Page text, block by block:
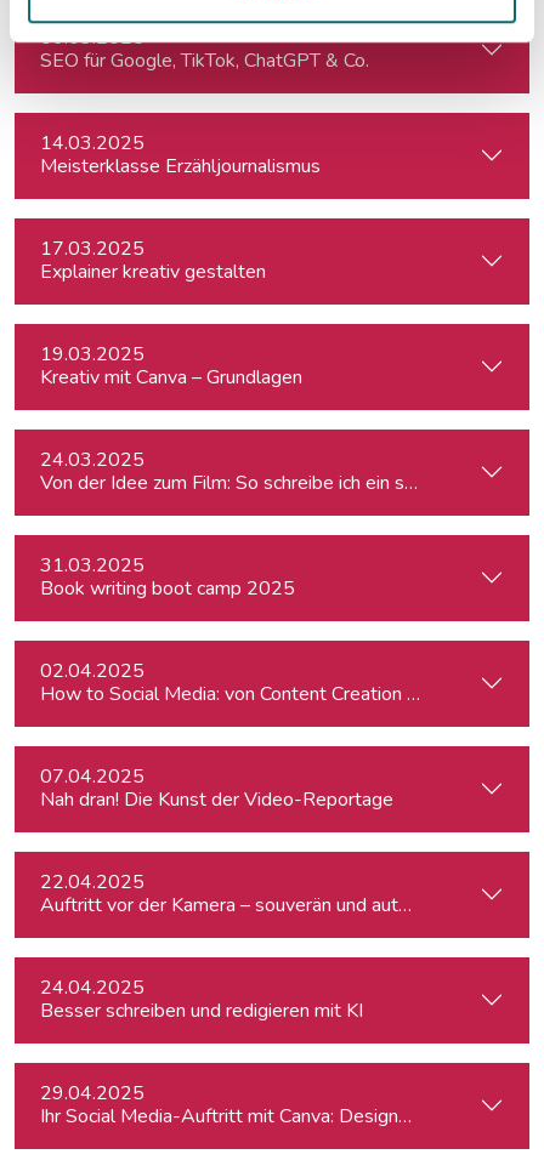
06.03.2025
SEO für Google, TikTok, ChatGPT & Co.
14.03.2025
Meisterklasse Erzähljournalismus
17.03.2025
Explainer kreativ gestalten
19.03.2025
Kreativ mit Canva – Grundlagen
24.03.2025
Von der Idee zum Film: So schreibe ich ein schlüssiges
31.03.2025
Book writing boot camp 2025
02.04.2025
How to Social Media: von Content Creation bis zum
07.04.2025
Nah dran! Die Kunst der Video-Reportage
22.04.2025
Auftritt vor der Kamera – souverän und authentisch
24.04.2025
Besser schreiben und redigieren mit KI
29.04.2025
Ihr Social Media-Auftritt mit Canva: Designs, die begeistern